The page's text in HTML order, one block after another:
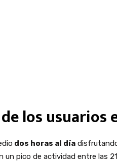
los usuarios
dos horas al día
pico de actividad entre las